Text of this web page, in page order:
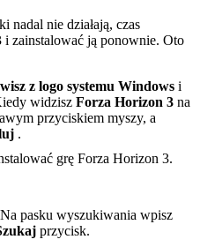
nadal nie działają, czas
zainstalować ją ponownie. Oto
z logo systemu Windows i
widzisz Forza Horizon 3 na
przyciskiem myszy, a
.
grę Forza Horizon 3.
pasku wyszukiwania wpisz
przycisk.